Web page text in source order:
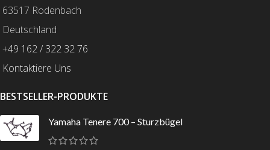
63517 Rodenbach
Deutschland
+49 162 / 322 32 76
Kontaktiere Uns
BESTSELLER-PRODUKTE
Yamaha Tenere 700 – Sturzbügel